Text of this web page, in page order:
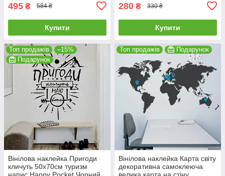
495 ₴ 584 ₴
Купити
280 ₴ 330 ₴
Купити
Топ продажів
–15%
Подарунок
Вінілова наклейка Пригоди
кличуть 50х70см туризм
Топ продажів Подарунок
Вінілова наклейка Карта світу
декоративна самоклеюча